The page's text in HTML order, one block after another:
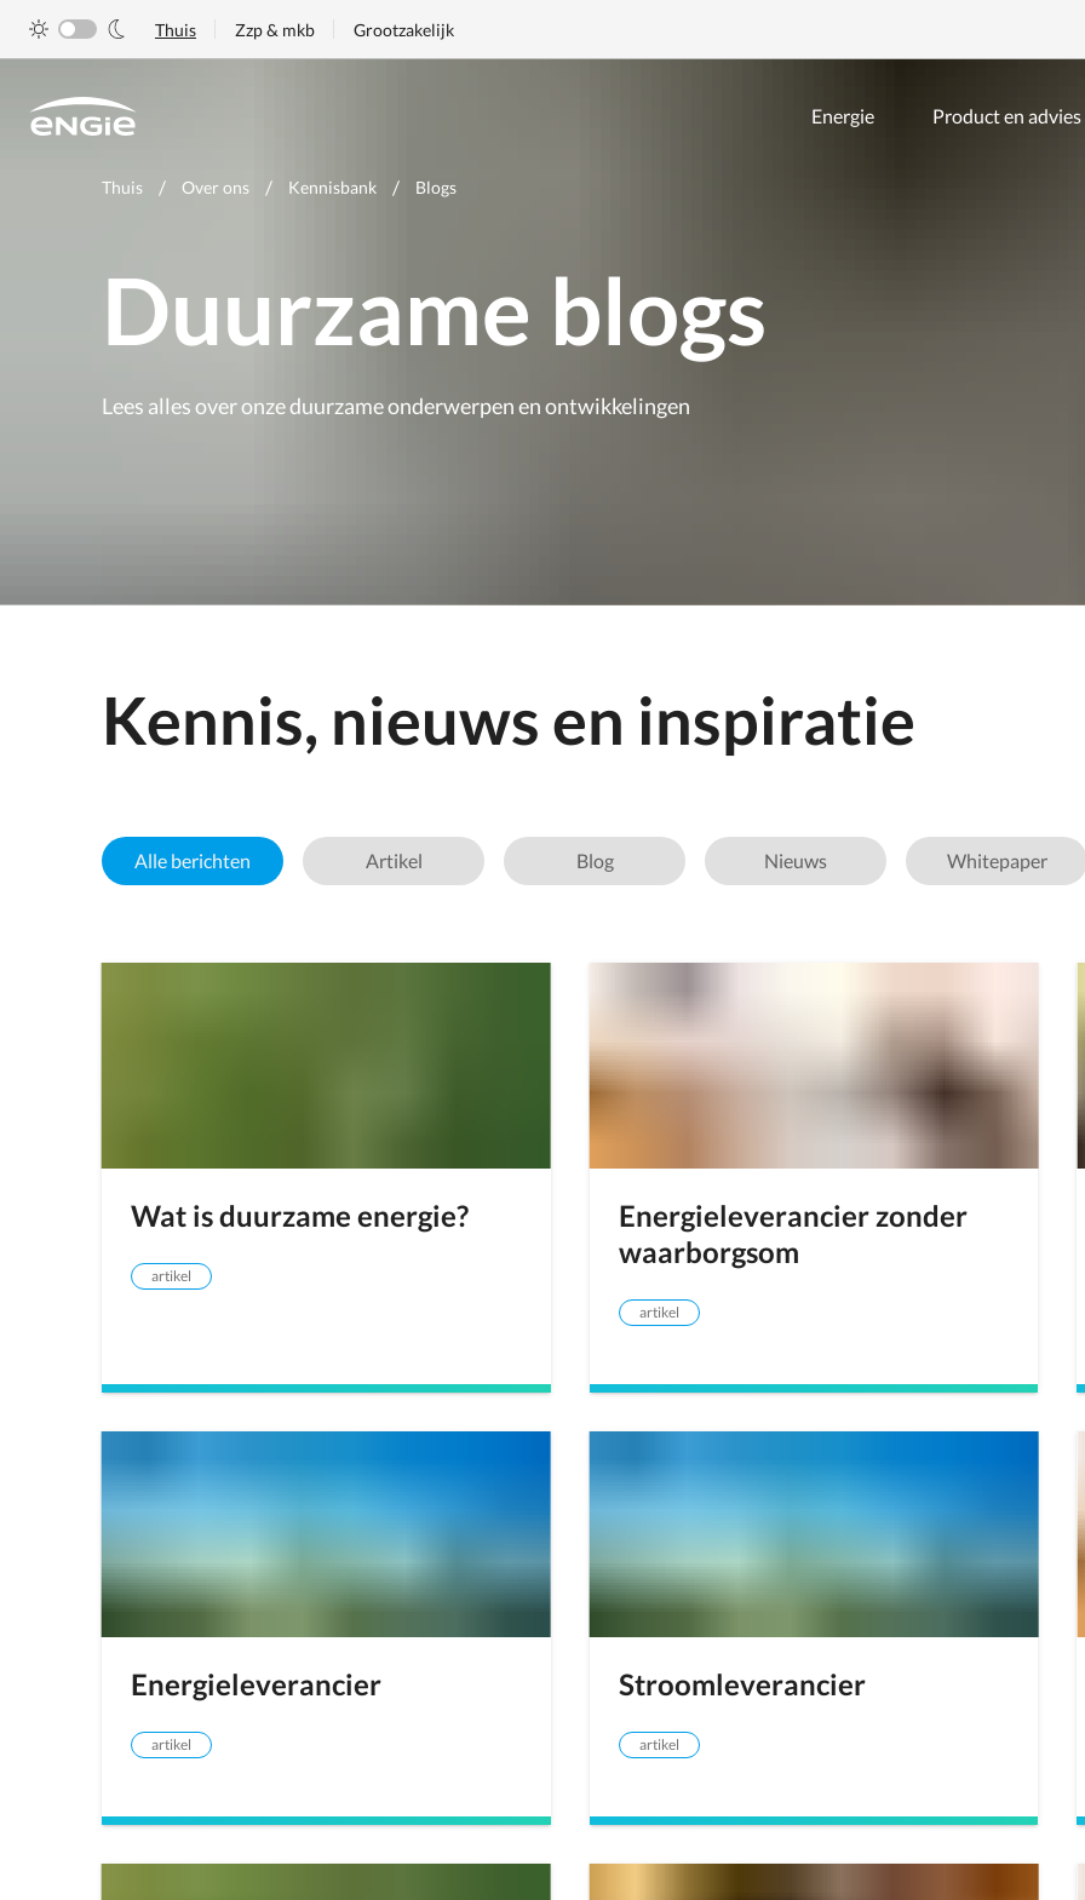
Energie Product en advies
Thuis Zzp & mkb Grootzakelijk
Je
Thuis Over ons Kennisbank Blogs
Duurzame blogs
Lees alles over onze duurzame onderwerpen en ontwikkelingen
Kennis, nieuws en inspiratie
Alle berichten Artikel Blog Nieuws Whitepaper
Wat is duurzame energie?
artikel
Energieleverancier zonder
waarborgsom
artikel
Energieleverancier
artikel
Stroomleverancier
artikel